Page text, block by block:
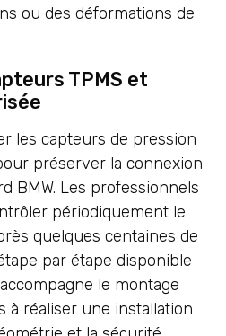
ou des déformations de
TPMS et
les capteurs de pression
préserver la connexion
BMW. Les professionnels
périodiquement le
quelques centaines de
par étape disponible
le montage
à réaliser une installation